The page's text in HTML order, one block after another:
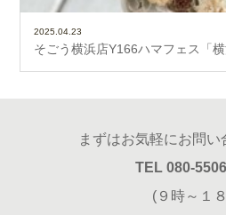
2025.04.23
そごう横浜店Y166ハマフェス「
まずはお気軽にお問い
TEL 080-
(９時～１